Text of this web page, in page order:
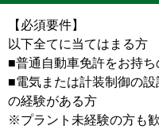
【必須要件】
以下全てに当てはまる方
■普通自動車免許をお持ち
■電気または計装制御の
の経験がある方
※プラント未経験の方も歓